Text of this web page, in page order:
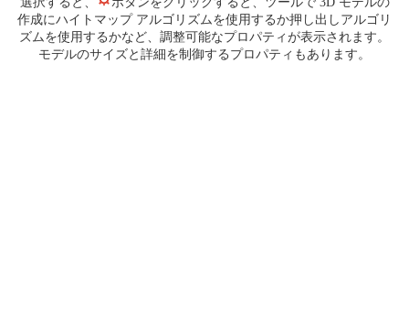
作成にハイトマップ アルゴリズムを使用するか押し出しアルゴリ
ズムを使用するかなど、調整可能なプロパティが表示されます。
モデルのサイズと詳細を制御するプロパティもあります。